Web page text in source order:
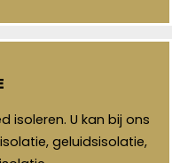
isoleren. U kan bij ons
geluidsisolatie,